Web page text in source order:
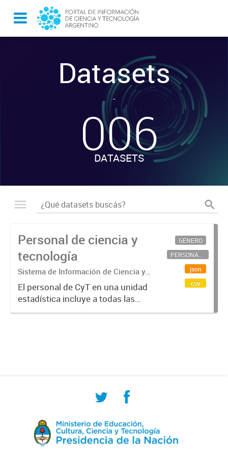
Datasets
-
006
DATASETS
Personal de ciencia y
tecnología
Sistema de Información de Ciencia y
Tecnología Argentino (SICYTAR)
El personal de CyT en una unidad
estadística incluye a todas las
personas involucradas
GÉNERO
PERSONAL CIENTÍFICO-TECNOLÓGICO
json
csv